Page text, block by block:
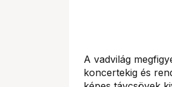
A vadvilág
koncertekig és